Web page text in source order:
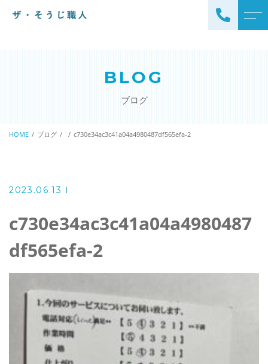
ザ・そうじ職人について
エアコンクリーニング
ハウスクリーニング
浴室クリーニング
風呂釜洗浄・追い炊き配管
クリーニング
クリニック施設専門清掃
除菌清掃
よくある質問
ブログ
その他のお掃除
BLOG
ブログ
HOME ブログ c730e34ac3c41a04a4980487df565efa-2
2023.06.13
c730e34ac3c41a04a4980487
df565efa-2